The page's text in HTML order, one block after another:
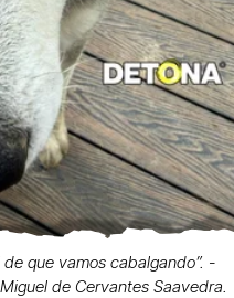
que vamos cabalgando”. -
de Cervantes Saavedra.